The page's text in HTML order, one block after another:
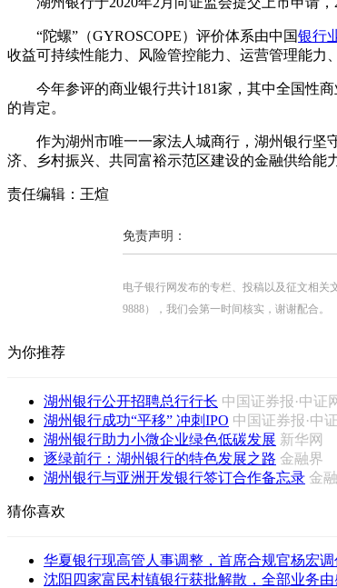
“陀螺”（GYROSCOPE）评价体系由中国银行
收益可持续性能力、风险管控能力、运营管理能
今年参评的商业银行共计181家，其中全国性
的肯定。
作为湖州市唯一一家法人城商行，湖州银行坚
济、乡村振兴、共同富裕示范区建设的金融供给能
责任编辑：王煊
免责声明：
电子银行网发布的专栏、投稿以及征文相关
9888），我们会第一时间核实，谢谢配合。
为你推荐
湖州银行公开招聘总行行长 中国证券报·中
湖州银行成功“平移” 冲刺IPO 中国证券报·中
湖州银行助力小微企业绿色低碳发展 新华网
逐绿前行：湖州银行的特色发展之路 金融界
湖州银行与亚洲开发银行签订合作备忘录 金
猜你喜欢
华夏银行现高管人事调整，首席合规官杨宏
沈阳四家富民村镇银行获批解散，全部业务